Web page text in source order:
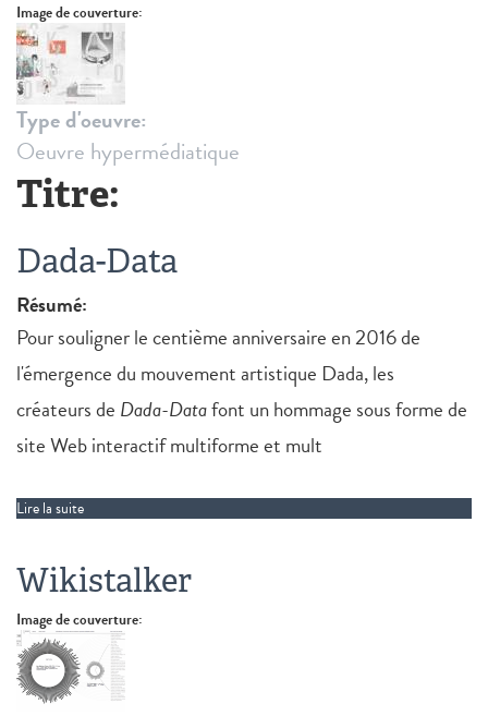
Image de couverture:
Type d'oeuvre:
Oeuvre hypermédiatique
Titre:
Dada-Data
Résumé:
Pour souligner le centième anniversaire en 2016 de
l'émergence du mouvement artistique Dada, les
créateurs de Dada-Datafont un hommage sous forme de
site Web interactif multiforme et mult
Lire la suite
Wikistalker
Image de couverture: